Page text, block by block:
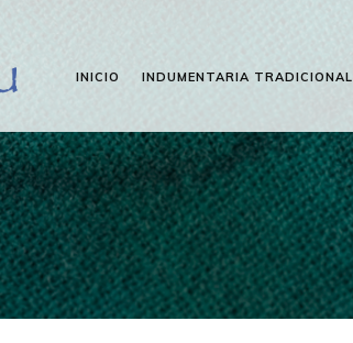
INICIO INDUMENTARIA TRADICIONAL